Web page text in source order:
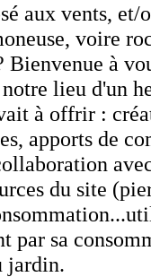
aux vents, et/
voire
Bienvenue à
lieu d'un
à offrir :
apports de
du site
par sa
jardin.